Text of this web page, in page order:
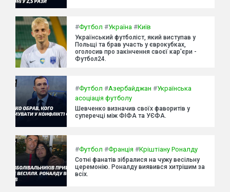
#Футбол #Україна #Київ
Український футболіст, який виступав у
Польщі та брав участь у єврокубках,
оголосив про закінчення своєї кар'єри -
Футбол24.
#Футбол #Азербайджан #Українська
асоціація футболу
Шевченко визначив своїх фаворитів у
суперечці між ФІФА та УЄФА.
#Футбол #Франція #Кріштіану Роналду
Сотні фанатів зібралися на чужу весільну
церемонію. Роналду виявився хитрішим за
всіх.